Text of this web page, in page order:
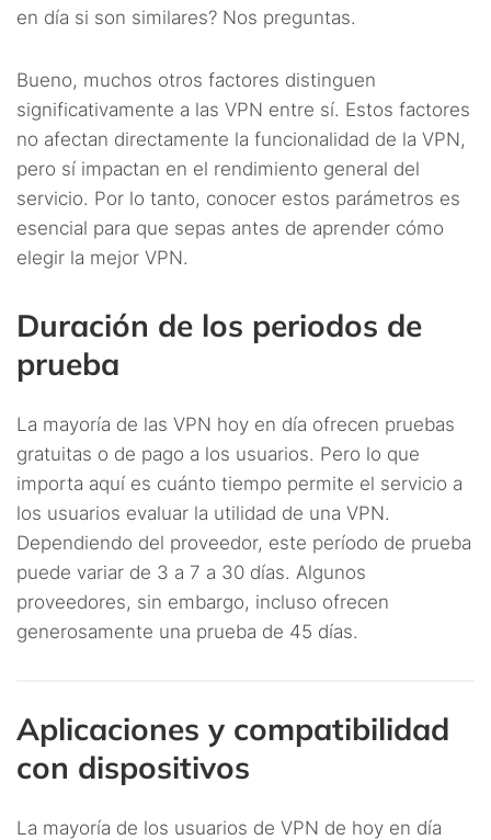
en día si son similares? Nos preguntas.
Bueno, muchos otros factores distinguen
significativamente a las VPN entre sí. Estos factores
no afectan directamente la funcionalidad de la VPN,
pero sí impactan en el rendimiento general del
servicio. Por lo tanto, conocer estos parámetros es
esencial para que sepas antes de aprender cómo
elegir la mejor VPN.
Duración de los periodos de
prueba
La mayoría de las VPN hoy en día ofrecen pruebas
gratuitas o de pago a los usuarios. Pero lo que
importa aquí es cuánto tiempo permite el servicio a
los usuarios evaluar la utilidad de una VPN.
Dependiendo del proveedor, este período de prueba
puede variar de 3 a 7 a 30 días. Algunos
proveedores, sin embargo, incluso ofrecen
generosamente una prueba de 45 días.
Aplicaciones y compatibilidad
con dispositivos
La mayoría de los usuarios de VPN de hoy en día